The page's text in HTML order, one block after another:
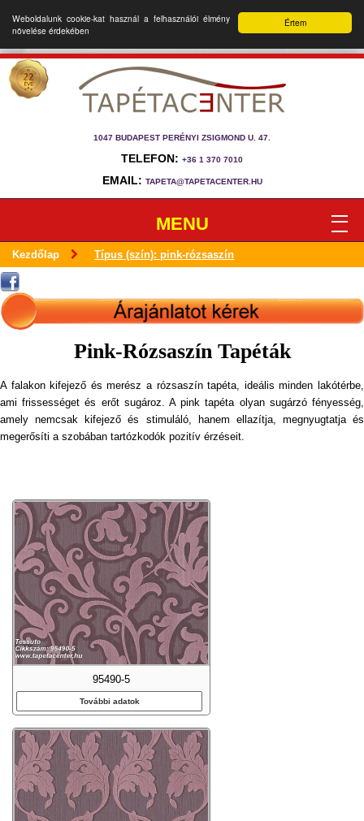
Értem
Weboldalunk cookie-kat használ a felhasználói élmény
növelése érdekében
1047 BUDAPEST PERÉNYI ZSIGMOND U. 47.
TELEFON: +36 1 370 7010
EMAIL: TAPETA@TAPETACENTER.HU
MENU
Kezdőlap Típus (szín): pink-rózsaszín
Pink-Rózsaszín Tapéták
A falakon kifejező és merész a rózsaszín tapéta, ideális minden lakótérbe,
ami frissességet és erőt sugároz. A pink tapéta olyan sugárzó fényesség,
amely nemcsak kifejező és stimuláló, hanem ellazítja, megnyugtatja és
megerősíti a szobában tartózkodók pozitív érzéseit.
95490-5
További adatok